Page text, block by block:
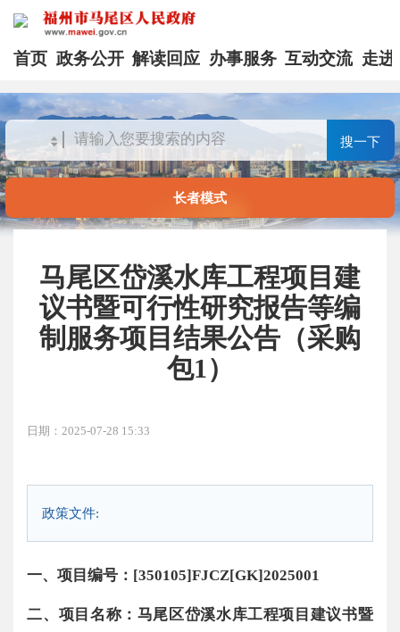
首页 政务公开 解读回应 办事服务 互动交流 走进
搜一下
长者模式
马尾区岱溪水库工程项目建
议书暨可行性研究报告等编
制服务项目结果公告（采购
包1）
日期：2025-07-28 15:33
政策文件:
一、项目编号：[350105]FJCZ[GK]2025001
二、项目名称：马尾区岱溪水库工程项目建议书暨